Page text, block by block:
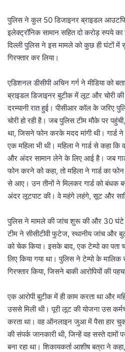
पुलिस ने कुल 50 डिजाइनर ब्राइडल
इलेक्ट्रॉनिक सामान सहित दो करोड़ रुपये का
दिल्ली पुलिस ने इस मामले को कुछ ही घंटों में
गिरफ्तार कर लिया।
एडिशनल डीसीपी अचिन गर्ग ने मीडिया को
ब्राइडल डिजाइनर बुटीक में लूट और चोरी
दरम्यानी रात हुई। पीसीआर कॉल के जरिए
चोरी हो रही है। जब पुलिस टीम मौके पर
था, जिसने फोन करके मदद मांगी थी। गार्ड
एक महिला भी थी। महिला ने गार्ड से कहा कि
और अंदर सामान लेने के लिए आई है। जब
फोन करने को कहा, तो महिला ने गार्ड का
से आए। उन तीनों ने मिलकर गार्ड को बंधक
अंदर लूटपाट की। वे महंगे लहंगे, सूट और
पुलिस ने मामले की जांच शुरू की और 30 घंटे
टीम ने सीसीटीवी फुटेज, स्थानीय जांच और
को चेक किया। इसके बाद, एक टेम्पो का
लिए किया गया था। पुलिस ने टेम्पो के
गिरफ्तार किया, जिसने बाकी आरोपियों की
एक आरोपी बुटीक में ही काम करता था और
उससे मिली थी। पूरी लूट की योजना उस
करता था। वह ऑनलाइन जुआ में पैसा हार
की संपर्क जानकारी थी, जिन्हें वह सस्ते दामों
बना रहा था। शिकायकर्ता आशीष बत्रा ने